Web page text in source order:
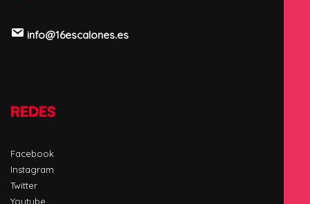
info@16escalones.es
REDES
Facebook
Instagram
Twitter
Youtube